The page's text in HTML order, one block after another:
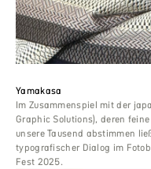
Yamakasa
Im Zusammenspiel mit der
Graphic Solutions), deren
unsere Tausend abstimmen
typografischer Dialog im
Fest 2025.